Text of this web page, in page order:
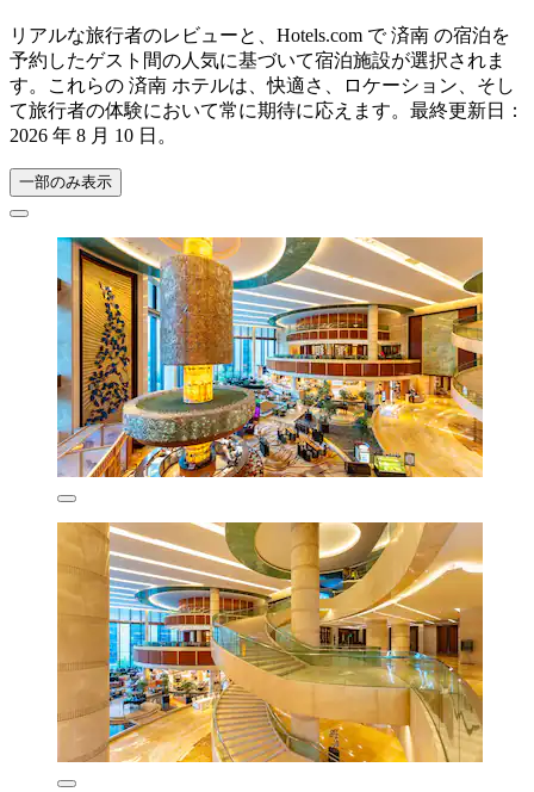
リアルな旅行者のレビューと、Hotels.com で 済南 の宿泊を
予約したゲスト間の人気に基づいて宿泊施設が選択されま
す。これらの 済南 ホテルは、快適さ、ロケーション、そし
て旅行者の体験において常に期待に応えます。最終更新日：
2026 年 8 月 10 日 。
一部のみ表示